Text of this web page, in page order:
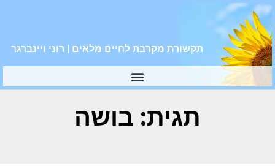
תקשורת מקרבת לחיים מלאים | רוני ויינברגר
תגית: בושה